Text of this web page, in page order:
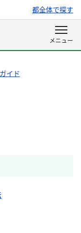
都全体で探す
イド